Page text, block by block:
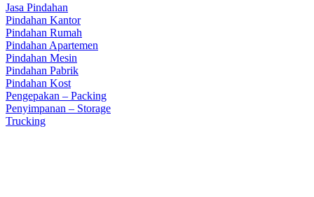
Jasa Pindahan
Pindahan Kantor
Pindahan Rumah
Pindahan Apartemen
Pindahan Mesin
Pindahan Pabrik
Pindahan Kost
Pengepakan – Packing
Penyimpanan – Storage
Trucking